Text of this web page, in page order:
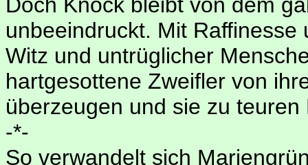
unbeeindruckt. Mit
Witz und untrüglicher
hartgesottene Zweifler von
überzeugen und sie zu
-*-
So verwandelt sich